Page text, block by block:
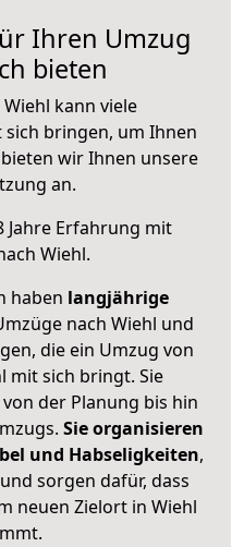
Ihren Umzug
bieten
Wiehl kann viele
bringen, um Ihnen
wir Ihnen unsere
an.
Jahre Erfahrung mit
Wiehl.
haben langjährige
nach Wiehl und
die ein Umzug von
mit sich bringt. Sie
der Planung bis hin
Sie organisieren
und Habseligkeiten,
sorgen dafür, dass
neuen Zielort in Wiehl